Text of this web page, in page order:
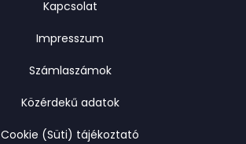
Kapcsolat
Impresszum
Számlaszámok
Közérdekű adatok
Cookie (Süti) tájékoztató